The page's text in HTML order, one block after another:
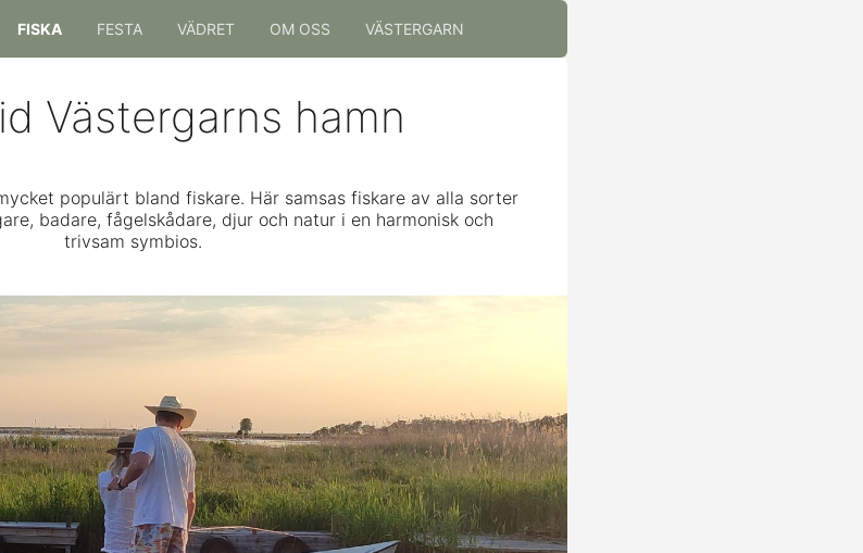
FISKA FESTA VÄDRET OM OSS VÄSTERGARN
Västergarns hamn
populärt bland fiskare. Här samsas fiskare av alla sorter
badare, fågelskådare, djur och natur i en harmonisk och
trivsam symbios.